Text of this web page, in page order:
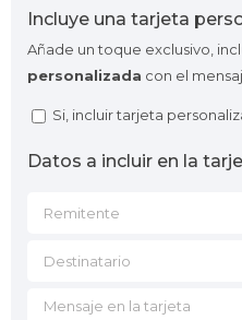
Incluye una tarjeta
Añade un toque exclusivo,
personalizada con el
Si, incluir tarjeta
Datos a incluir en la